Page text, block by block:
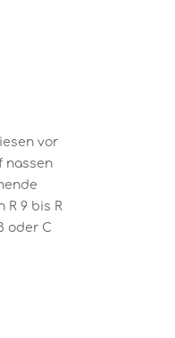
vor
nassen
R 9 bis R
oder C